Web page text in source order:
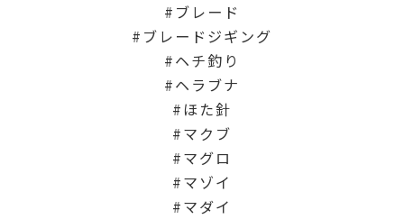
ブレード
ブレードジギング
ヘチ釣り
ヘラブナ
ほた針
マクブ
マグロ
マゾイ
マダイ